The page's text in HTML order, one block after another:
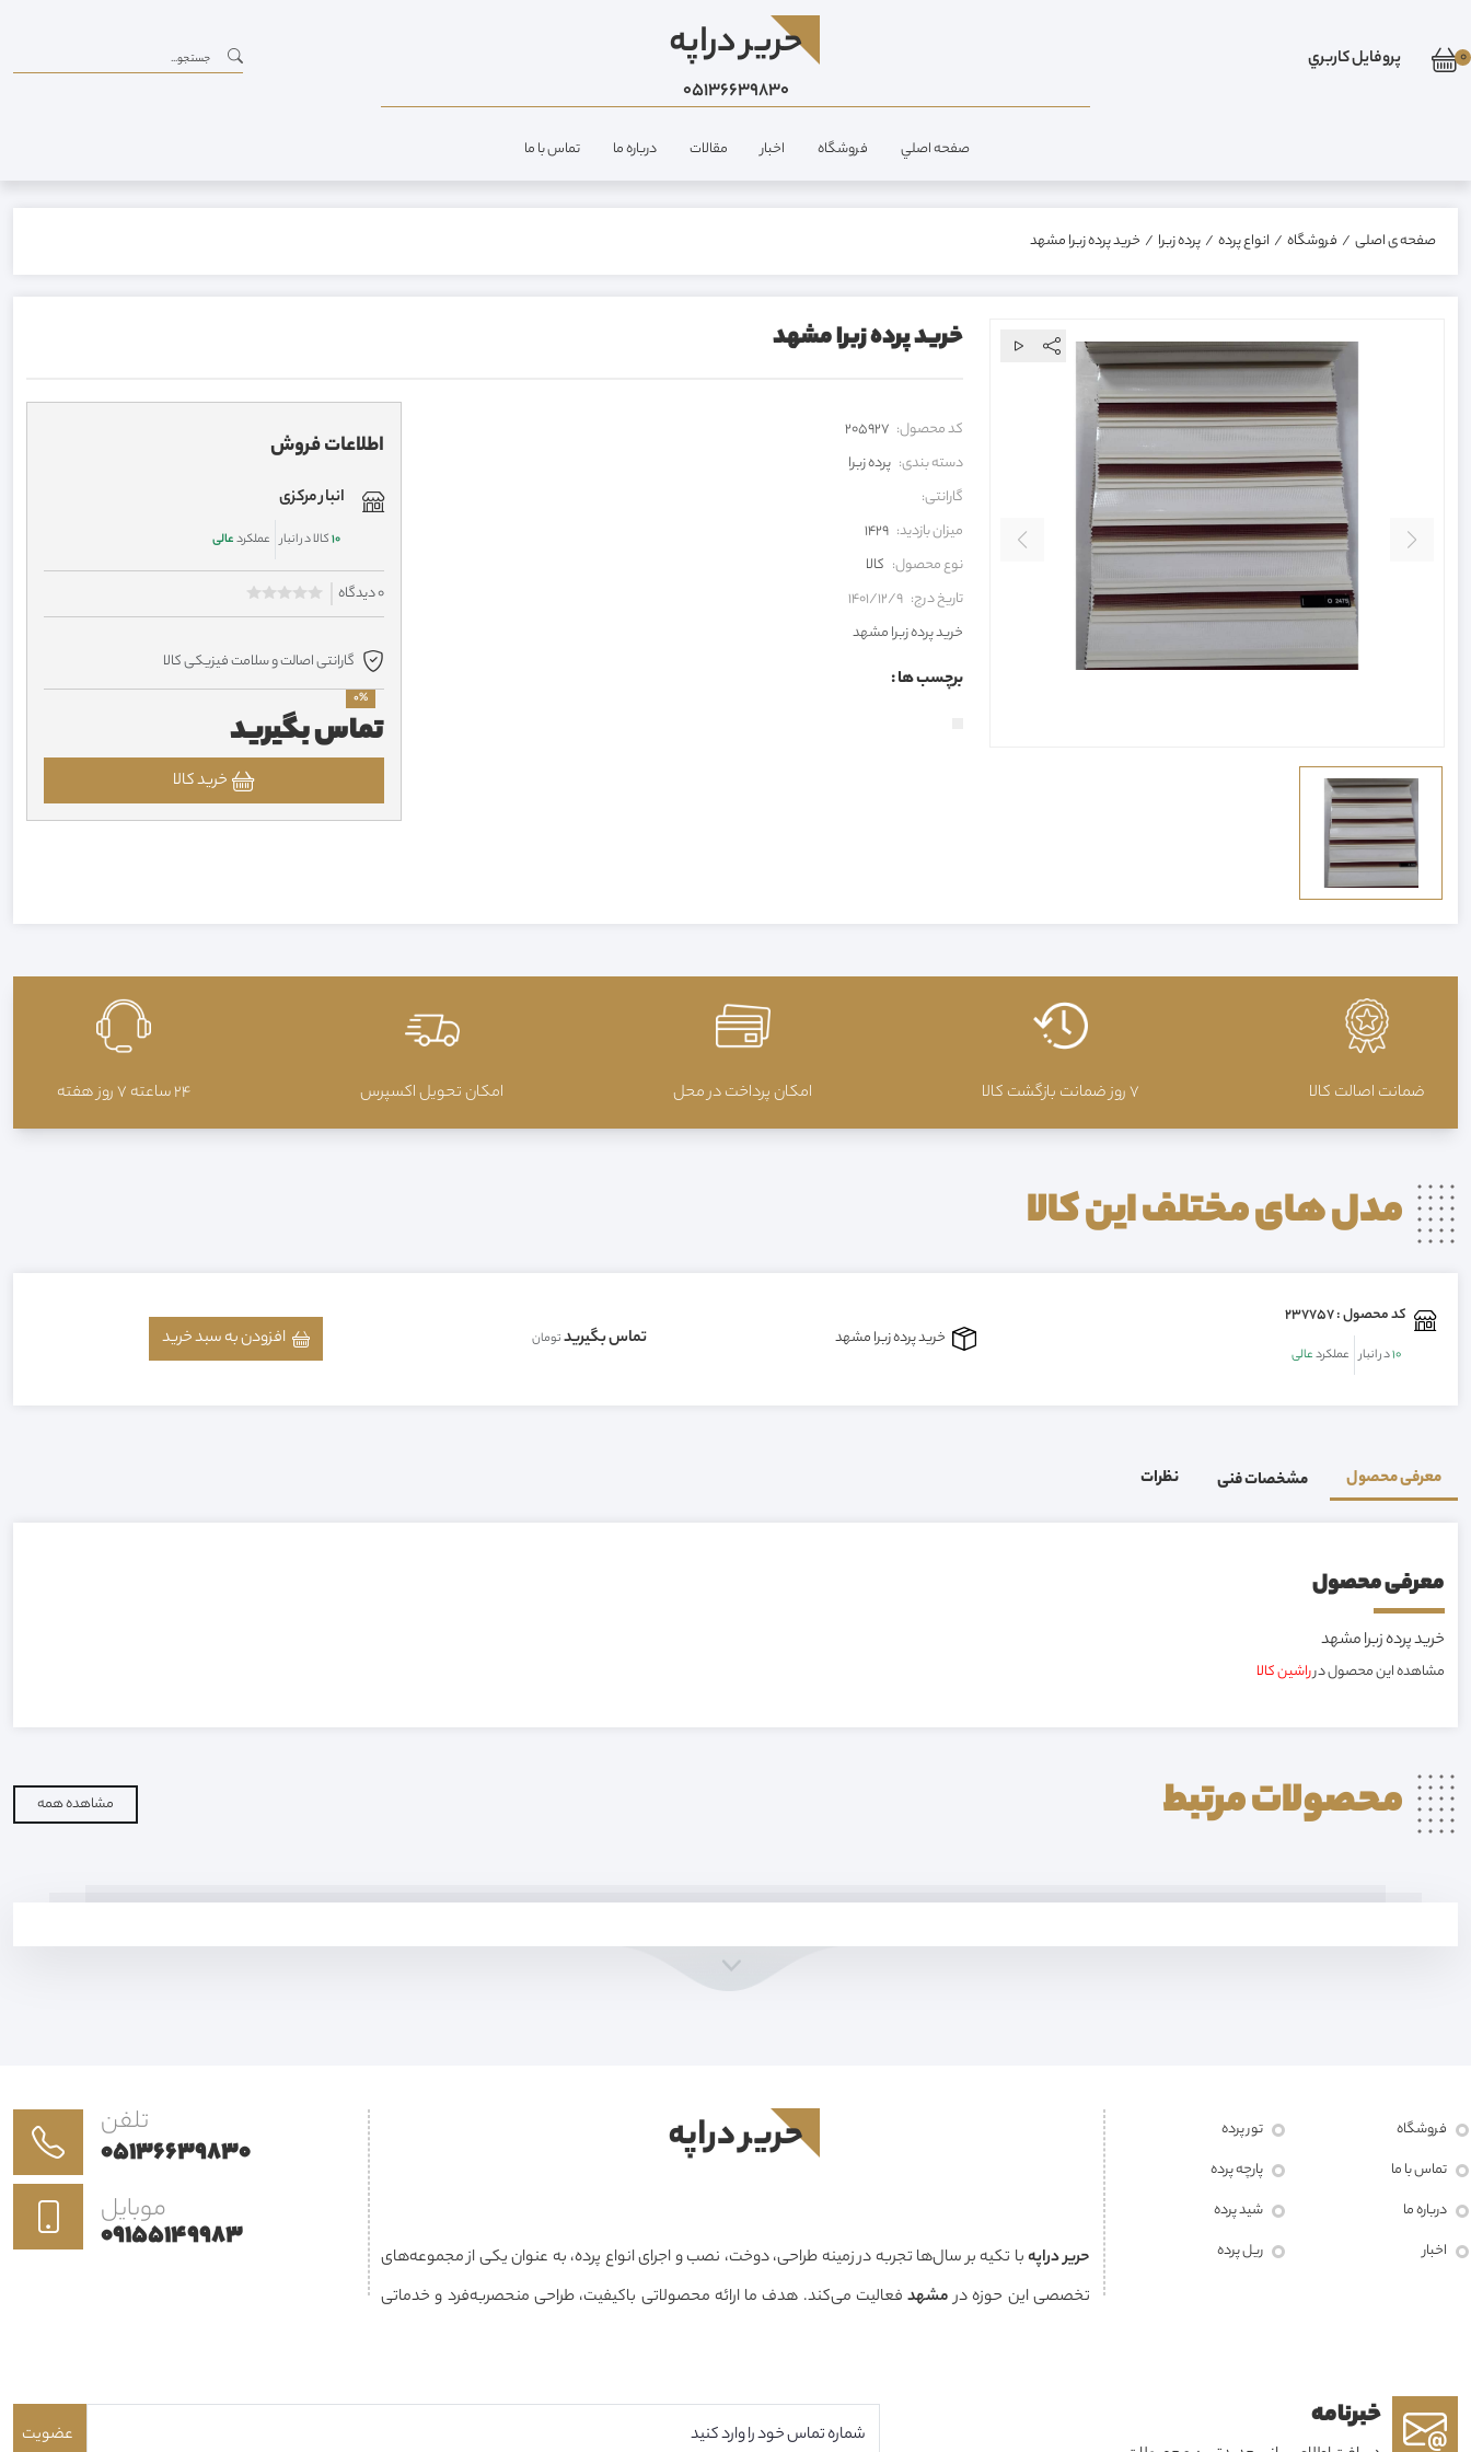
0 پروفايل کاربري حرير دراپه
05136639830
صفحه اصلي فروشگاه اخبار مقالات درباره ما تماس با ما
صفحه ی اصلی / فروشگاه / انواع پرده / پرده زبرا / خرید پرده زبرا مشهد
خرید پرده زبرا مشهد
کد محصول: 205927
دسته بندی: پرده زبرا
گارانتی:
میزان بازدید: 1429
نوع محصول: کالا
تاریخ درج: 1401/12/9
خرید پرده زبرا مشهد
برچسب ها :
اطلاعات فروش
انبار مرکزی
10کالا در انبار عملکردعالی
0 دیدگاه
گارانتی اصالت و سلامت فیزیکی کالا
0%
تماس بگیرید
خرید کالا
ضمانت اصالت کالا 7 روز ضمانت بازگشت کالا امکان پرداخت در محل امکان تحويل اکسپرس 24 ساعته 7 روز هفته
مدل های مختلف اینکالا
کد محصول : 237757
10در انبار عملکردعالی
خرید پرده زبرا مشهد تماس بگیریدتومان افزودن به سبد خرید
معرفی محصول مشخصات فنی نظرات
معرفی محصول
خرید پرده زبرا مشهد
مشاهده این محصول درراشین کالا
محصولاتمرتبط مشاهده همه
فروشگاه
تماس با ما
درباره ما
اخبار
تور پرده
پارچه پرده
شید پرده
ریل پرده
حرير دراپه
حرير دراپهبا تکیه بر سال‌ها تجربه در زمینه طراحی، دوخت، نصب و اجرای انواع پرده، به عنوان یکی از مجموعه‌های
تخصصی این حوزه درمشهد
فعالیت می‌کند. هدف ما ارائه محصولاتی باکیفیت، طراحی منحصربه‌فرد و خدماتی
تلفن
05136639830
موبایل
09155149983
خبرنامه عضویت